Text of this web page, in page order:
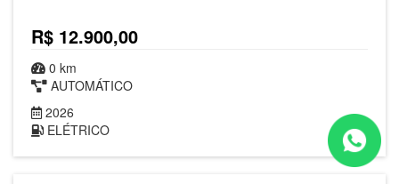
R$ 12.900,00
0 km
AUTOMÁTICO
2026
ELÉTRICO